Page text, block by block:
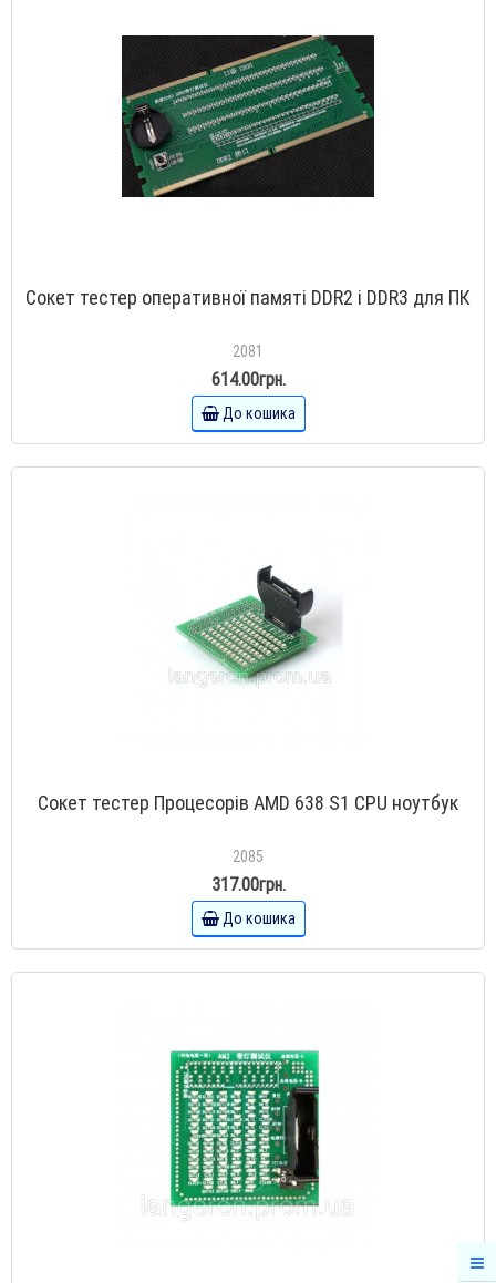
Сокет тестер оперативної памяті DDR2 і DDR3 для ПК
2081
614.00грн.
До кошика
Сокет тестер Процесорів AMD 638 S1 CPU ноутбук
2085
317.00грн.
До кошика